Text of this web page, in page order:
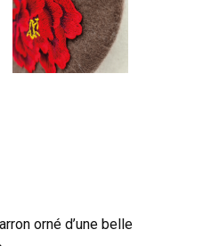
orné d’une belle